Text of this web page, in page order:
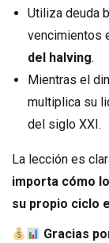
Utiliza deuda
vencimientos
del halving.
Mientras el
multiplica su
del siglo XXI.
La lección es
importa cómo
su propio ciclo
Gracias